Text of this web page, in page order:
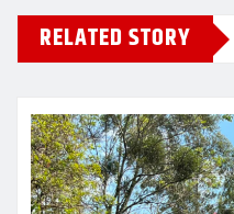
RELATED STORY